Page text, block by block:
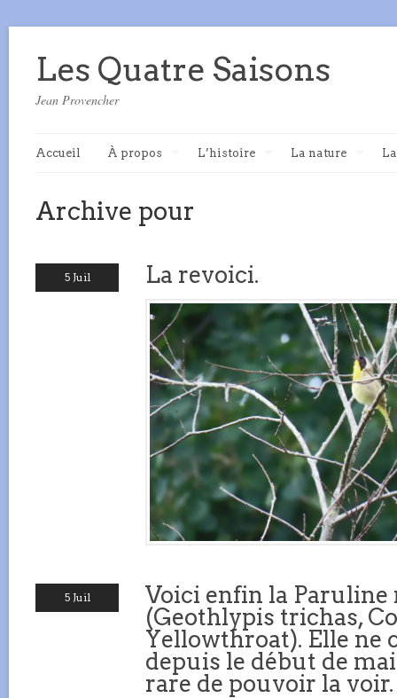
Les Quatre Saisons
Jean Provencher
Accueil À propos L’histoire La nature
Archive pour
5 Juil La revoici.
5 Juil
Voici enfin la Paruline
(Geothlypis trichas,
Yellowthroat). Elle ne
depuis le début de
rare de pouvoir la voir.